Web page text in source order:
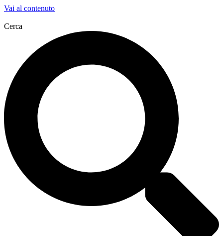
Vai al contenuto
Cerca